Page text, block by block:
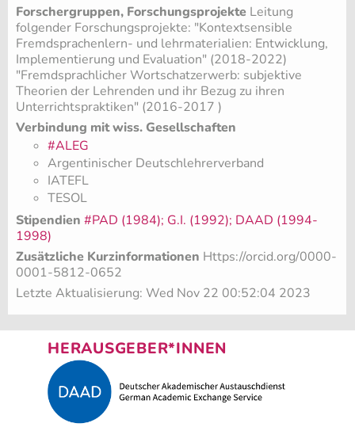
Forschergruppen, Forschungsprojekte Leitung
folgender Forschungsprojekte: "Kontextsensible
Fremdsprachenlern- und lehrmaterialien: Entwicklung,
Implementierung und Evaluation" (2018-2022)
"Fremdsprachlicher Wortschatzerwerb: subjektive
Theorien der Lehrenden und ihr Bezug zu ihren
Unterrichtspraktiken" (2016-2017 )
Verbindung mit wiss. Gesellschaften
#ALEG
Argentinischer Deutschlehrerverband
IATEFL
TESOL
Stipendien #PAD (1984); G.I. (1992); DAAD (1994-
1998)
Zusätzliche Kurzinformationen Https://orcid.org/0000-
0001-5812-0652
Letzte Aktualisierung: Wed Nov 22 00:52:04 2023
HERAUSGEBER*INNEN